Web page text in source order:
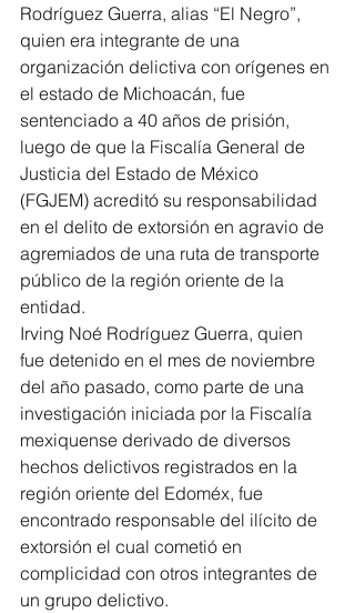
Rodríguez Guerra, alias “El Negro”,
quien era integrante de una
organización delictiva con orígenes en
el estado de Michoacán, fue
sentenciado a 40 años de prisión,
luego de que la Fiscalía General de
Justicia del Estado de México
(FGJEM) acreditó su responsabilidad
en el delito de extorsión en agravio de
agremiados de una ruta de transporte
público de la región oriente de la
entidad.
Irving Noé Rodríguez Guerra, quien
fue detenido en el mes de noviembre
del año pasado, como parte de una
investigación iniciada por la Fiscalía
mexiquense derivado de diversos
hechos delictivos registrados en la
región oriente del Edoméx, fue
encontrado responsable del ilícito de
extorsión el cual cometió en
complicidad con otros integrantes de
un grupo delictivo.